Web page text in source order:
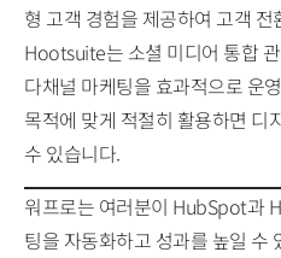
형 고객 경험을 제공하여 고객
Hootsuite는 소셜 미디어 통합
다채널 마케팅을 효과적으로 운
목적에 맞게 적절히 활용하면 디
수 있습니다.
워프로는 여러분이 HubSpot과
팅을 자동화하고 성과를 높일 수